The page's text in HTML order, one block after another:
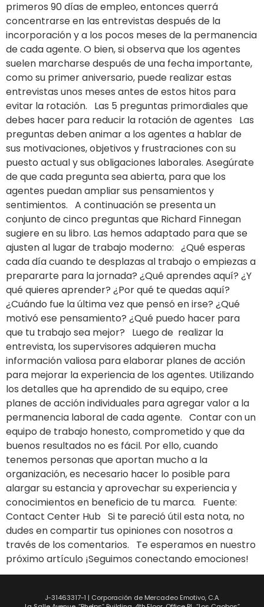
primeros 90 días de empleo, entonces querrá
concentrarse en las entrevistas después de la
incorporación y a los pocos meses de la permanencia
de cada agente. O bien, si observa que los agentes
suelen marcharse después de una fecha importante,
como su primer aniversario, puede realizar estas
entrevistas unos meses antes de estos hitos para
evitar la rotación. Las 5 preguntas primordiales que
debes hacer para reducir la rotación de agentes Las
preguntas deben animar a los agentes a hablar de
sus motivaciones, objetivos y frustraciones con su
puesto actual y sus obligaciones laborales. Asegúrate
de que cada pregunta sea abierta, para que los
agentes puedan ampliar sus pensamientos y
sentimientos. A continuación se presenta un
conjunto de cinco preguntas que Richard Finnegan
sugiere en su libro. Las hemos adaptado para que se
ajusten al lugar de trabajo moderno: ¿Qué esperas
cada día cuando te desplazas al trabajo o empiezas a
prepararte para la jornada? ¿Qué aprendes aquí? ¿Y
qué quieres aprender? ¿Por qué te quedas aquí?
¿Cuándo fue la última vez que pensó en irse? ¿Qué
motivó ese pensamiento? ¿Qué puedo hacer para
que tu trabajo sea mejor? Luego de realizar la
entrevista, los supervisores adquieren mucha
información valiosa para elaborar planes de acción
para mejorar la experiencia de los agentes. Utilizando
los detalles que ha aprendido de su equipo, cree
planes de acción individuales para agregar valor a la
permanencia laboral de cada agente. Contar con un
equipo de trabajo honesto, comprometido y que da
buenos resultados no es fácil. Por ello, cuando
tenemos personas que aportan mucho a la
organización, es necesario hacer lo posible para
alargar su estancia y aprovechar su experiencia y
conocimientos en beneficio de tu marca. Fuente:
Contact Center Hub Si te pareció útil esta nota, no
dudes en compartir tus opiniones con nosotros a
través de los comentarios. Te esperamos en nuestro
próximo artículo ¡Seguimos conectando emociones!
J-31463317-1 | Corporación de Mercadeo Emotivo, C.A.